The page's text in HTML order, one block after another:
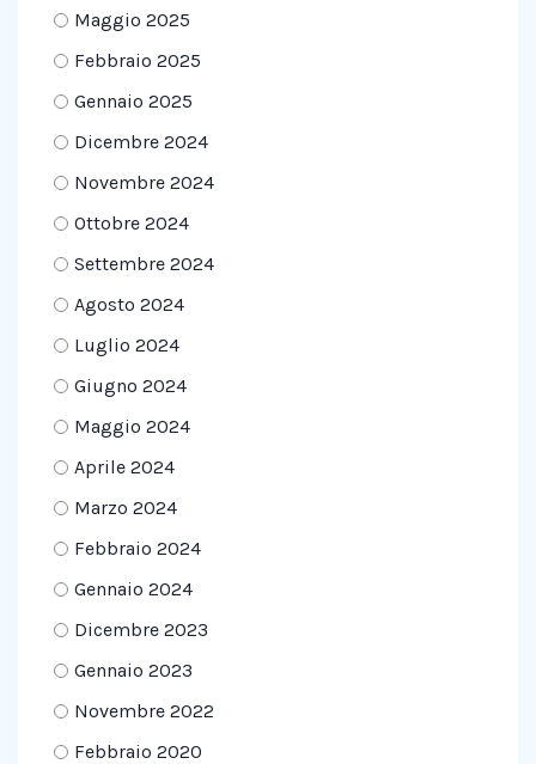
Maggio 2025
Febbraio 2025
Gennaio 2025
Dicembre 2024
Novembre 2024
Ottobre 2024
Settembre 2024
Agosto 2024
Luglio 2024
Giugno 2024
Maggio 2024
Aprile 2024
Marzo 2024
Febbraio 2024
Gennaio 2024
Dicembre 2023
Gennaio 2023
Novembre 2022
Febbraio 2020